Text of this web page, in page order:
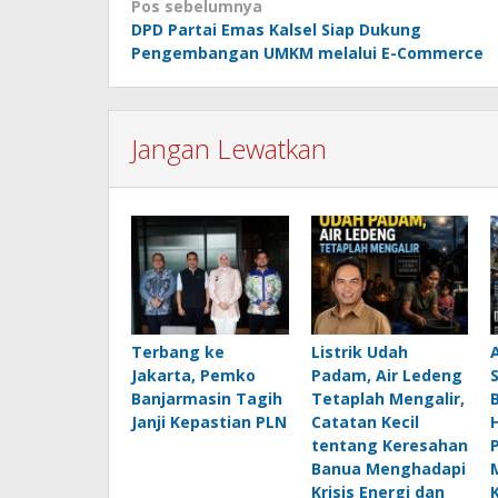
Navigasi
pos
Pos sebelumnya
DPD Partai Emas Kalsel Siap Dukung
Pengembangan UMKM melalui E-Commerce
Jangan Lewatkan
Terbang ke
Jakarta, Pemko
Banjarmasin Tagih
Janji Kepastian PLN
Listrik Udah
Padam, Air Ledeng
Tetaplah Mengalir,
Catatan Kecil
tentang Keresahan
Banua Menghadapi
Krisis Energi dan